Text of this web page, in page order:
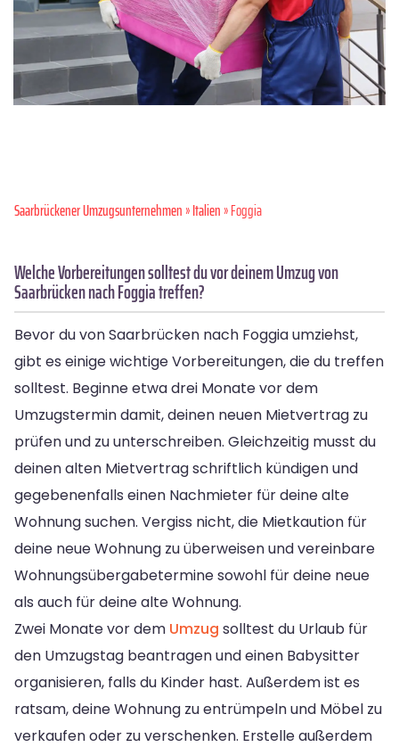
Saarbrückener Umzugsunternehmen»Italien» Foggia
Welche Vorbereitungen solltest du vor deinem Umzug von
Saarbrücken nach Foggia treffen?
Bevor du von Saarbrücken nach Foggia umziehst,
gibt es einige wichtige Vorbereitungen, die du treffen
solltest. Beginne etwa drei Monate vor dem
Umzugstermin damit, deinen neuen Mietvertrag zu
prüfen und zu unterschreiben. Gleichzeitig musst du
deinen alten Mietvertrag schriftlich kündigen und
gegebenenfalls einen Nachmieter für deine alte
Wohnung suchen. Vergiss nicht, die Mietkaution für
deine neue Wohnung zu überweisen und vereinbare
Wohnungsübergabetermine sowohl für deine neue
als auch für deine alte Wohnung.
Zwei Monate vor dem Umzug solltest du Urlaub für
den Umzugstag beantragen und einen Babysitter
organisieren, falls du Kinder hast. Außerdem ist es
ratsam, deine Wohnung zu entrümpeln und Möbel zu
verkaufen oder zu verschenken. Erstelle außerdem